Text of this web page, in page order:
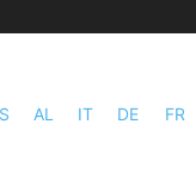
AL IT DE FR